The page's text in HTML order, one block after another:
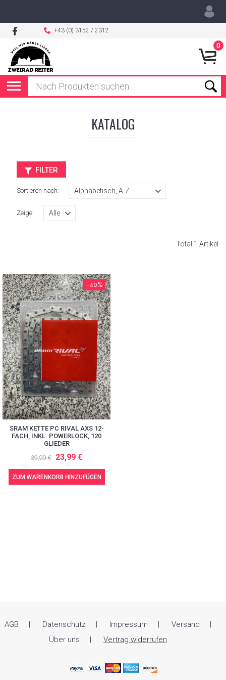
+43 (0) 3152 / 2312
0
KATALOG
FILTER
Sortieren nach:
Zeige:
Total 1 Artikel
-40%
SRAM KETTE PC RIVAL AXS 12-
FACH, INKL. POWERLOCK, 120
GLIEDER
39,99 € 23,99 €
ZUM WARENKORB HINZUFÜGEN
AGB Datenschutz Impressum
Versand
Über uns
Vertrag widerrufen